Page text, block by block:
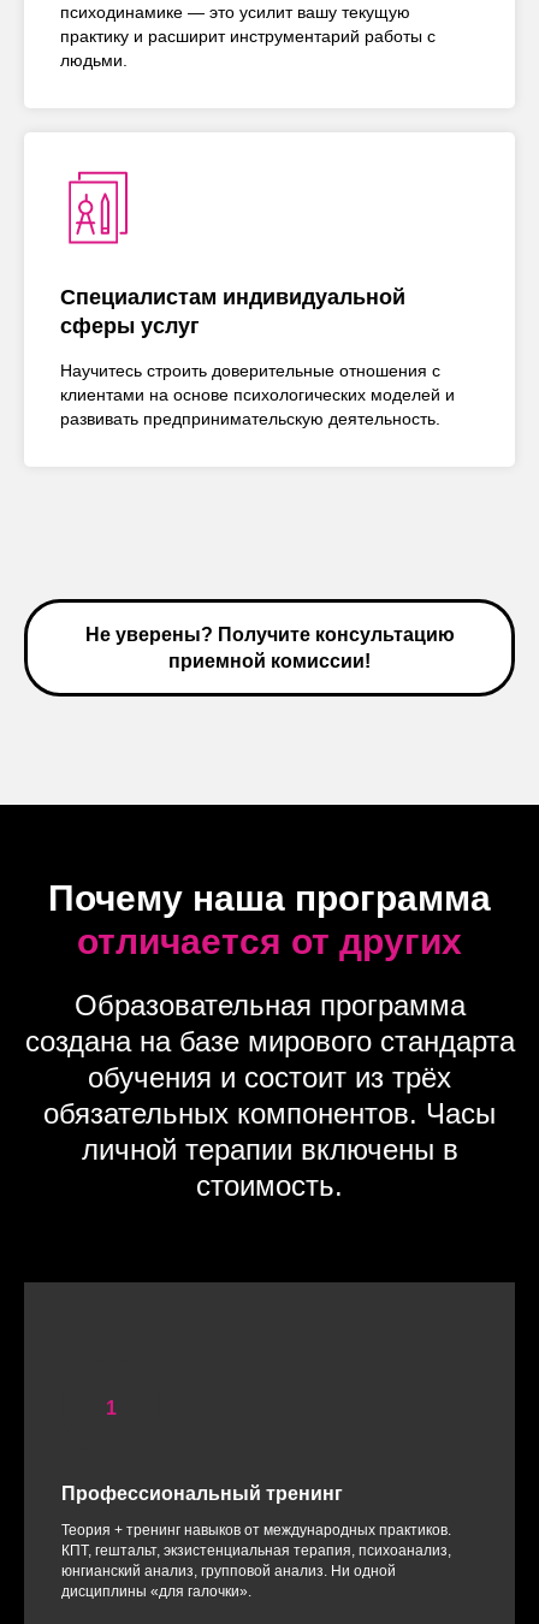
психодинамике — это усилит вашу текущую
практику и расширит инструментарий работы с
людьми.
Специалистам индивидуальной
сферы услуг
Научитесь строить доверительные отношения с
клиентами на основе психологических моделей и
развивать предпринимательскую деятельность.
Не уверены? Получите консультацию
приемной комиссии!
Почему наша программа
отличается от других
Образовательная программа
создана на базе мирового стандарта
обучения и состоит из трёх
обязательных компонентов. Часы
личной терапии включены в
стоимость.
Профессиональный тренинг
Теория + тренинг навыков от международных практиков.
КПТ, гештальт, экзистенциальная терапия, психоанализ,
юнгианский анализ, групповой анализ. Ни одной
дисциплины «для галочки».